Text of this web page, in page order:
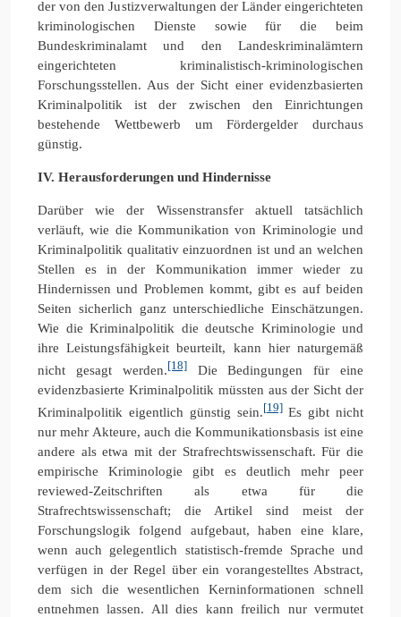
der von den Justizverwaltungen der Länder eingerichteten
kriminologischen Dienste sowie für die beim
Bundeskriminalamt und den Landeskriminalämtern
eingerichteten kriminalistisch-kriminologischen
Forschungsstellen. Aus der Sicht einer evidenzbasierten
Kriminalpolitik ist der zwischen den Einrichtungen
bestehende Wettbewerb um Fördergelder durchaus
günstig.
IV. Herausforderungen und Hindernisse
Darüber wie der Wissenstransfer aktuell tatsächlich
verläuft, wie die Kommunikation von Kriminologie und
Kriminalpolitik qualitativ einzuordnen ist und an welchen
Stellen es in der Kommunikation immer wieder zu
Hindernissen und Problemen kommt, gibt es auf beiden
Seiten sicherlich ganz unterschiedliche Einschätzungen.
Wie die Kriminalpolitik die deutsche Kriminologie und
ihre Leistungsfähigkeit beurteilt, kann hier naturgemäß
nicht gesagt werden.[18]Die Bedingungen für eine
evidenzbasierte Kriminalpolitik müssten aus der Sicht der
Kriminalpolitik eigentlich günstig sein.[19]Es gibt nicht
nur mehr Akteure, auch die Kommunikationsbasis ist eine
andere als etwa mit der Strafrechtswissenschaft. Für die
empirische Kriminologie gibt es deutlich mehr peer
reviewed-Zeitschriften als etwa für die
Strafrechtswissenschaft; die Artikel sind meist der
Forschungslogik folgend aufgebaut, haben eine klare,
wenn auch gelegentlich statistisch-fremde Sprache und
verfügen in der Regel über ein vorangestelltes Abstract,
dem sich die wesentlichen Kerninformationen schnell
entnehmen lassen. All dies kann freilich nur vermutet